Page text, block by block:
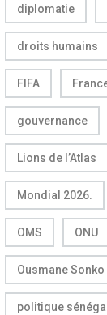
diplomatie
droits humains
FIFA
gouvernance
Lions de l’Atlas
Mondial 2026.
OMS ONU
Ousmane Sonko
politique